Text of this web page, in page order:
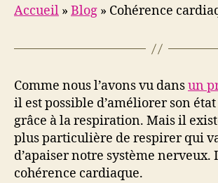
Accueil » Blog » Cohérence
Comme nous l’avons vu dansun
il est possible d’améliorer son état
grâce à la respiration. Mais il
plus particulière de respirer qui
d’apaiser notre système nerveux.
cohérence cardiaque.